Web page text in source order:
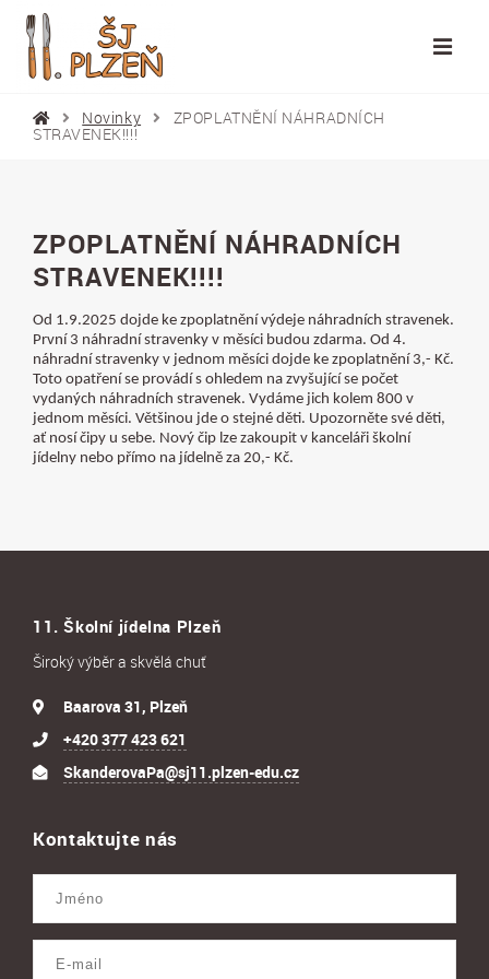
Novinky
ZPOPLATNĚNÍ NÁHRADNÍCH
STRAVENEK!!!!
ZPOPLATNĚNÍ NÁHRADNÍCH
STRAVENEK!!!!
Od 1.9.2025 dojde ke zpoplatnění výdeje náhradních stravenek.
První 3 náhradní stravenky v měsíci budou zdarma. Od 4.
náhradní stravenky v jednom měsíci dojde ke zpoplatnění 3,- Kč.
Toto opatření se provádí s ohledem na zvyšující se počet
vydaných náhradních stravenek. Vydáme jich kolem 800 v
jednom měsíci. Většinou jde o stejné děti. Upozorněte své děti,
ať nosí čipy u sebe. Nový čip lze zakoupit v kanceláři školní
jídelny nebo přímo na jídelně za 20,- Kč.
11. Školní jídelna Plzeň
Široký výběr a skvělá chuť
Baarova 31, Plzeň
+420 377 423 621
SkanderovaPa@sj11.plzen-edu.cz
Kontaktujte nás